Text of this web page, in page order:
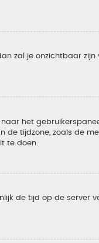
zal je onzichtbaar zijn
het
de tijdzone, zoals de
te doen.
de tijd op de server